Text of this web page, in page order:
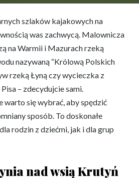
szlaków kajakowych na
was zachwycą. Malownicza
na Warmii i Mazurach rzeką
nazywaną “Królową Polskich
rzeką Łyną czy wycieczka z
– zdecydujcie sami.
warto się wybrać, aby spędzić
sposób. To doskonałe
rodzin z dziećmi, jak i dla grup
nad wsią Krutyń